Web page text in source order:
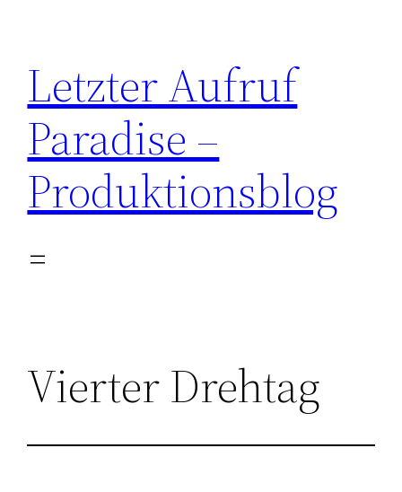
springen
Letzter Aufruf
Paradise –
Produktionsblog
Vierter Drehtag